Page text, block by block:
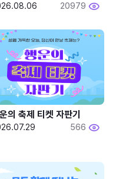
20979
의 축제 티켓 자판기
566